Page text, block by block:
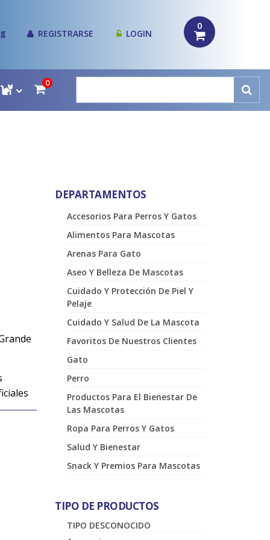
0
REGISTRARSE LOGIN
0
DEPARTAMENTOS
Accesorios Para Perros Y Gatos
Alimentos Para Mascotas
Arenas Para Gato
Aseo Y Belleza De Mascotas
Cuidado Y Protección De Piel Y
Pelaje
Cuidado Y Salud De La Mascota
Favoritos De Nuestros Clientes
Gato
Perro
Productos Para El Bienestar De
Las Mascotas
Ropa Para Perros Y Gatos
Salud Y Bienestar
Snack Y Premios Para Mascotas
TIPO DE PRODUCTOS
TIPO DESCONOCIDO